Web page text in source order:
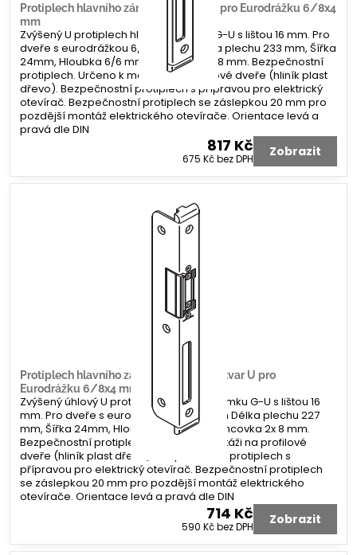
Protiplech hlavního zámku G-U tvar U pro Eurodrážku 6/8x4
mm
Zvýšený U protiplech hlavního zámku G-U s lištou 16 mm. Pro
dveře s eurodrážkou 6/8 x 4 mm. Délka plechu 233 mm, Šířka
24mm, Hloubka 6/6 mm. Koncovka 2x 8 mm. Bezpečnostní
protiplech. Určeno k montáži na profilové dveře (hliník plast
dřevo). Bezpečnostní protiplech s přípravou pro elektrický
otevírač. Bezpečnostní protiplech se záslepkou 20 mm pro
pozdější montáž elektrického otevírače. Orientace levá a
pravá dle DIN
817 Kč
675 Kčbez DPH Zobrazit
Protiplech hlavního zámku G-U úhlový tvar U pro
Eurodrážku 6/8x4 mm
Zvýšený úhlový U protiplech hlavního zámku G-U s lištou 16
mm. Pro dveře s eurodrážkou 6/8x4 mm Délka plechu 227
mm, Šířka 24mm, Hloubka 6/33 mm. Koncovka 2x 8 mm.
Bezpečnostní protiplech. Určeno k montáži na profilové
dveře (hliník plast dřevo). Bezpečnostní protiplech s
přípravou pro elektrický otevírač. Bezpečnostní protiplech
se záslepkou 20 mm pro pozdější montáž elektrického
otevírače. Orientace levá a pravá dle DIN
714 Kč
590 Kčbez DPH Zobrazit